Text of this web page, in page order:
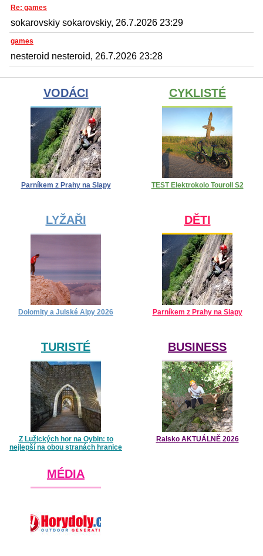
Re: games
sokarovskiy sokarovskiy, 26.7.2026 23:29
games
nesteroid nesteroid, 26.7.2026 23:28
VODÁCI
Parníkem z Prahy na Slapy
CYKLISTÉ
TEST Elektrokolo Touroll S2
LYŽAŘI
Dolomity a Julské Alpy 2026
DĚTI
Parníkem z Prahy na Slapy
TURISTÉ
Z Lužických hor na Oybin: to
nejlepší na obou stranách hranice
BUSINESS
Ralsko AKTUÁLNĚ 2026
MÉDIA